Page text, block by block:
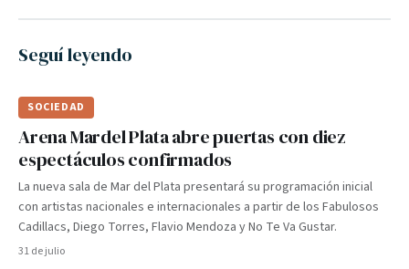
Seguí leyendo
SOCIEDAD
Arena Mardel Plata abre puertas con diez
espectáculos confirmados
La nueva sala de Mar del Plata presentará su programación inicial
con artistas nacionales e internacionales a partir de los Fabulosos
Cadillacs, Diego Torres, Flavio Mendoza y No Te Va Gustar.
31 de julio